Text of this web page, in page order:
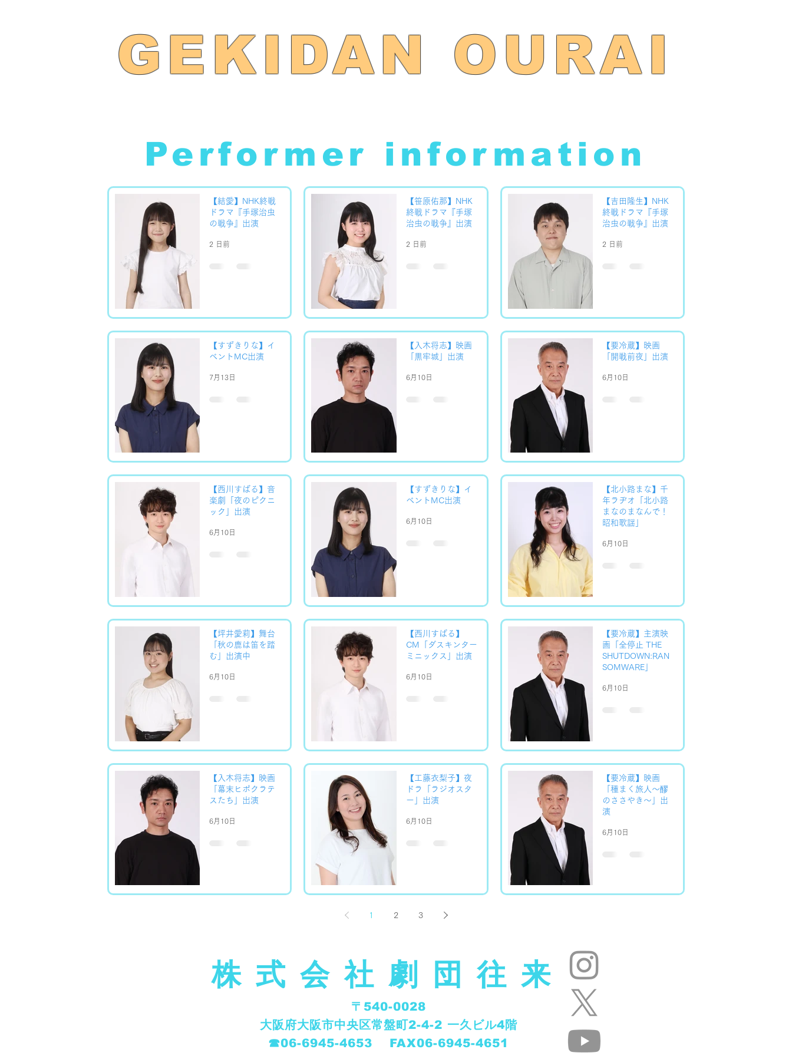
GEKIDAN OURAI
​Performer information
【結愛】NHK終戦
ドラマ『手塚治虫
の戦争』出演
2 日前
【笹原佑那】NHK
終戦ドラマ『手塚
治虫の戦争』出演
2 日前
【吉田隆生】NHK
終戦ドラマ『手塚
治虫の戦争』出演
2 日前
【すずきりな】イ
ベントMC出演
7月13日
【入木将志】映画
「黒牢城」出演
6月10日
【要冷蔵】映画
「開戦前夜」出演
6月10日
【西川すばる】音
楽劇「夜のピクニ
ック」出演
6月10日
【すずきりな】イ
ベントMC出演
6月10日
【北小路まな】千
年ラヂオ「北小路
まなのまなんで！
昭和歌謡」
6月10日
【坪井愛莉】舞台
「秋の鹿は笛を踏
む」出演中
6月10日
【西川すばる】
CM「ダスキンター
ミニックス」出演
6月10日
【要冷蔵】主演映
画「全停止 THE
SHUTDOWN:RAN
SOMWARE」
6月10日
【入木将志】映画
「幕末ヒポクラテ
スたち」出演
6月10日
【工藤衣梨子】夜
ドラ「ラジオスタ
ー」出演
6月10日
【要冷蔵】映画
「種まく旅人～醪
のささやき～」出
演
6月10日
1 2 3
株式会社劇団往来
〒540-0028
大阪府大阪市中央区常盤町2-4-2 一久ビル4階
​☎︎06-6945-4653 FAX06-6945-4651